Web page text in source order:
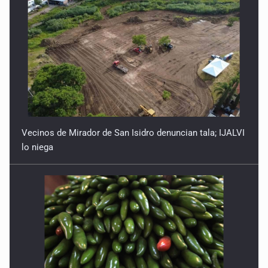
Vecinos de Mirador de San Isidro denuncian tala; IJALVI
lo niega